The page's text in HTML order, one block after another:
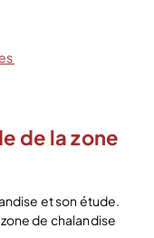
de la zone
et son étude.
de chalandise